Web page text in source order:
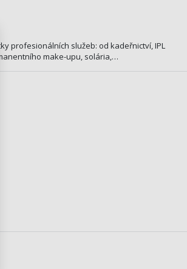
profesionálních služeb: od kadeřnictví, IPL
make-upu, solária,…